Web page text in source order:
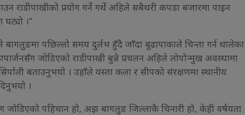
राडीपाखीको प्रयोग गर्ने गर्थे अहिले सबैथरी कपडा बजारमा पाइन
घट्यो ।”
बागलुङमा पछिल्लो समय दुर्लभ हुँदै जाँदा बूढापाकाले चिन्ता गर्न थालेका
जोडिएको राडीपाखी बुन्ने प्रचलन अहिले लोपोन्मुख अवस्थामा
बताउनुभयो । उहाँले यस्ता कला र सीपको संरक्षणमा स्थानीय
।
जोडिएको पहिचान हो, अझ बागलुङ जिल्लाकै चिनारी हो, केही वर्षयता